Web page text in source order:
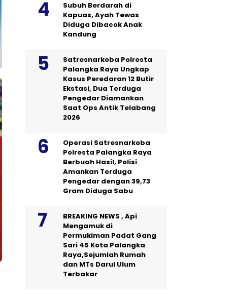
Subuh Berdarah di
Kapuas, Ayah Tewas
Diduga Dibacok Anak
Kandung
Satresnarkoba Polresta
Palangka Raya Ungkap
Kasus Peredaran 12 Butir
Ekstasi, Dua Terduga
Pengedar Diamankan
Saat Ops Antik Telabang
2026
Operasi Satresnarkoba
Polresta Palangka Raya
Berbuah Hasil, Polisi
Amankan Terduga
Pengedar dengan 39,73
Gram Diduga Sabu
BREAKING NEWS , Api
Mengamuk di
Permukiman Padat Gang
Sari 45 Kota Palangka
Raya,Sejumlah Rumah
dan MTs Darul Ulum
Terbakar